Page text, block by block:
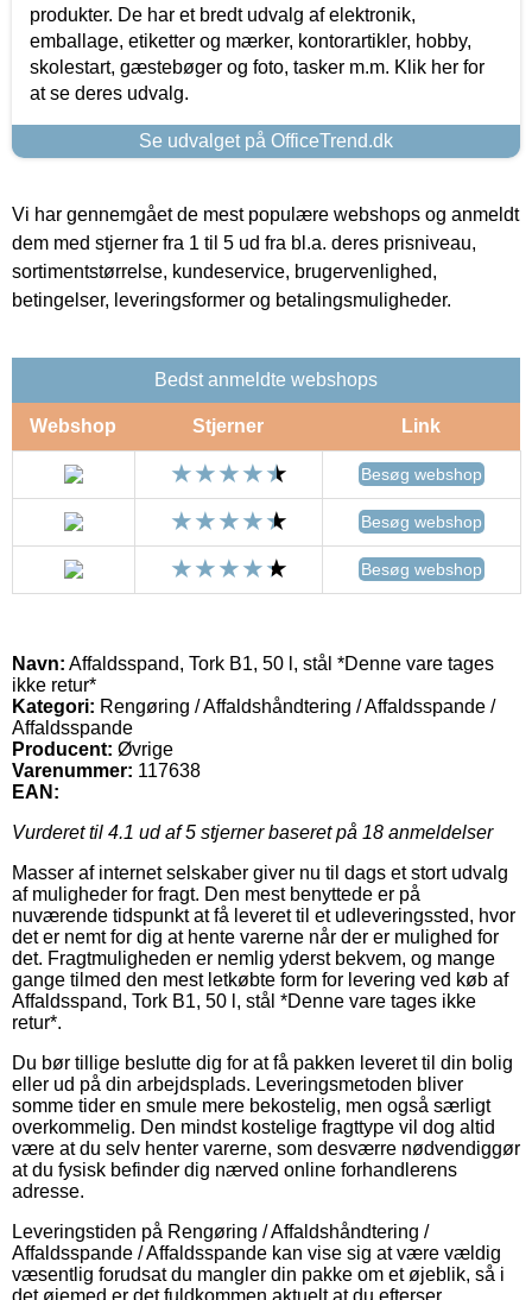
produkter. De har et bredt udvalg af elektronik,
emballage, etiketter og mærker, kontorartikler, hobby,
skolestart, gæstebøger og foto, tasker m.m. Klik her for
at se deres udvalg.
Se udvalget på OfficeTrend.dk
Vi har gennemgået de mest populære webshops og anmeldt
dem med stjerner fra 1 til 5 ud fra bl.a. deres prisniveau,
sortimentstørrelse, kundeservice, brugervenlighed,
betingelser, leveringsformer og betalingsmuligheder.
Bedst anmeldte webshops
Webshop Stjerner Link
Besøg webshop
Besøg webshop
Besøg webshop
Navn: Affaldsspand, Tork B1, 50 l, stål *Denne vare tages
ikke retur*
Kategori: Rengøring / Affaldshåndtering / Affaldsspande /
Affaldsspande
Producent: Øvrige
Varenummer: 117638
EAN:
Vurderet til 4.1 ud af 5 stjerner baseret på 18 anmeldelser
Masser af internet selskaber giver nu til dags et stort udvalg
af muligheder for fragt. Den mest benyttede er på
nuværende tidspunkt at få leveret til et udleveringssted, hvor
det er nemt for dig at hente varerne når der er mulighed for
det. Fragtmuligheden er nemlig yderst bekvem, og mange
gange tilmed den mest letkøbte form for levering ved køb af
Affaldsspand, Tork B1, 50 l, stål *Denne vare tages ikke
retur*.
Du bør tillige beslutte dig for at få pakken leveret til din bolig
eller ud på din arbejdsplads. Leveringsmetoden bliver
somme tider en smule mere bekostelig, men også særligt
overkommelig. Den mindst kostelige fragttype vil dog altid
være at du selv henter varerne, som desværre nødvendiggør
at du fysisk befinder dig nærved online forhandlerens
adresse.
Leveringstiden på Rengøring / Affaldshåndtering /
Affaldsspande / Affaldsspande kan vise sig at være vældig
væsentlig forudsat du mangler din pakke om et øjeblik, så i
det øjemed er det fuldkommen aktuelt at du efterser